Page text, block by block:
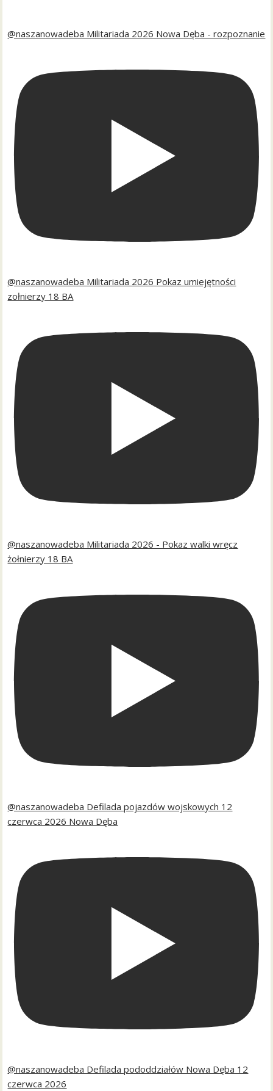
@naszanowadeba Militariada 2026 Nowa Dęba - rozpoznanie
@naszanowadeba Militariada 2026 Pokaz umiejętności
zołnierzy 18 BA
@naszanowadeba Militariada 2026 - Pokaz walki wręcz
żołnierzy 18 BA
@naszanowadeba Defilada pojazdów wojskowych 12
czerwca 2026 Nowa Dęba
@naszanowadeba Defilada pododdziałów Nowa Dęba 12
czerwca 2026